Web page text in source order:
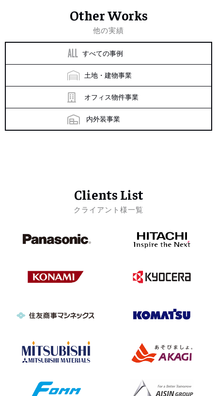
Other Works
他の実績
すべての事例
土地・建物事業
オフィス物件事業
内外装事業
Clients List
クライアント様一覧